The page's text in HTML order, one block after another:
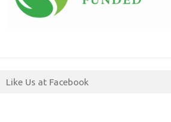
Like Us at Facebook